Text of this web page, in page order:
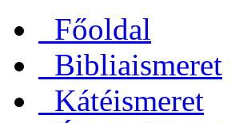
Főoldal
Bibliaismeret
Kátéismeret